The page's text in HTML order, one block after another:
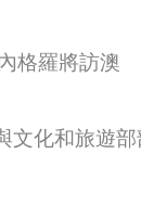
格羅將訪澳
文化和旅遊